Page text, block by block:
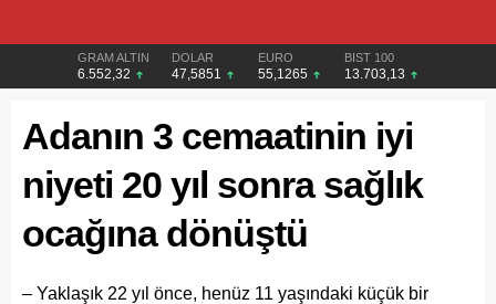
GRAM ALTIN
6.552,32
DOLAR
47,5851
EURO
55,1265
BIST 100
13.703,13
Adanın 3 cemaatinin iyi
niyeti 20 yıl sonra sağlık
ocağına dönüştü
– Yaklaşık 22 yıl önce, henüz 11 yaşındaki küçük bir